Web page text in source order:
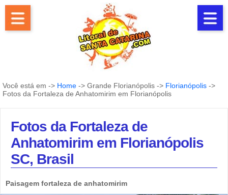
Você está em -> Home -> Grande Florianópolis -> Florianópolis ->
Fotos da Fortaleza de Anhatomirim em Florianópolis
Fotos da Fortaleza de
Anhatomirim em Florianópolis
SC, Brasil
Paisagem fortaleza de anhatomirim